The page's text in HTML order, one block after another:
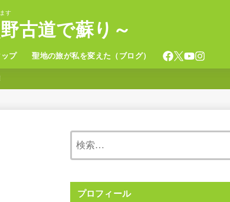
す
古道で蘇り～
プ 聖地の旅が私を変えた（ブログ）
プロフィール